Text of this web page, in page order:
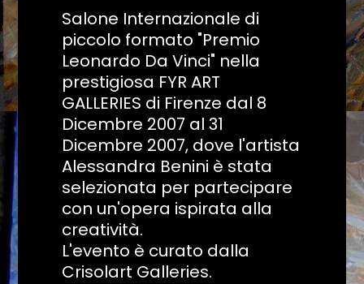
Salone Internazionale di
piccolo formato "Premio
Leonardo Da Vinci" nella
prestigiosa FYR ART
GALLERIES di Firenze dal 8
Dicembre 2007 al 31
Dicembre 2007, dove l'artista
Alessandra Benini è stata
selezionata per partecipare
con un'opera ispirata alla
creatività.
L'evento è curato dalla
Crisolart Galleries.